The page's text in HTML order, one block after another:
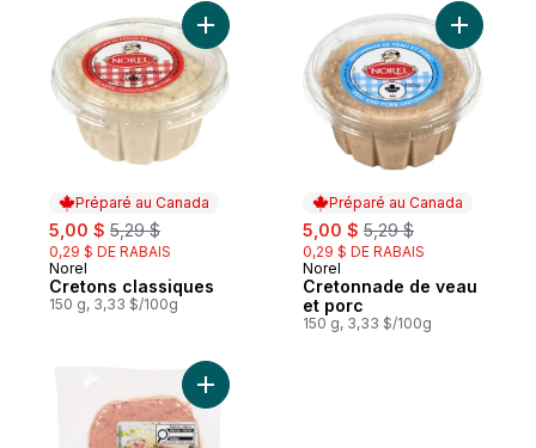
Préparé au Canada
sale:
5,00 $ , formerly:
5,29 $
0,29 $ DE RABAIS
Préparé au Canada
Norel
Cretons classiques
150 g, 3,33 $/100g
Ajouter Cretons classiques au panier
Préparé au Canada
sale:
5,00 $ , formerly:
5,29 $
0,29 $ DE RABAIS
Préparé au Canada
Norel
Cretonnade de veau
et porc
150 g, 3,33 $/100g
Ajouter
Ajouter Pâté de campagne glacé, fines